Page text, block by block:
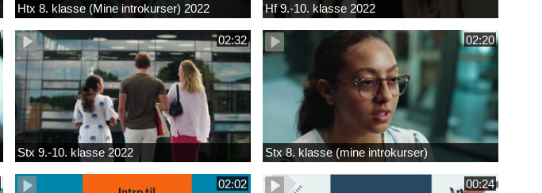
Htx 8. klasse (Mine introkurser) 2022 Hf 9.-10. klasse 2022
02:32
Stx 9.-10. klasse 2022
02:20
Stx 8. klasse (mine introkurser)
02:02 00:24